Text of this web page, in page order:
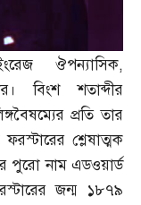
ঔপন্যাসিক,
বিংশ শতাব্দীর
প্রতি তার
শ্লেষাত্মক
পুরো নাম এডওয়ার্ড
জন্ম ১৮৭৯